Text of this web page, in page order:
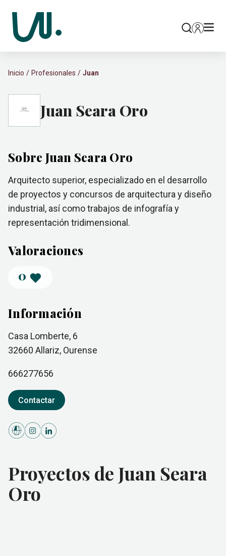
Inicio Profesionales Juan
Juan Seara Oro
Sobre Juan Seara Oro
Arquitecto superior, especializado en el desarrollo
de proyectos y concursos de arquitectura y diseño
industrial, así como trabajos de infografía y
representación tridimensional.
Valoraciones
0
Información
Casa Lomberte, 6
32660 Allariz, Ourense
666277656
Contactar
Proyectos de Juan Seara
Oro